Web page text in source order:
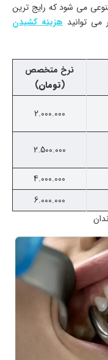
می شود که رایج ترین
توانید هزینه کشیدن
نرخ متخصص
(تومان)
2.000.000
2.500.000
4.000.000
6.000.000